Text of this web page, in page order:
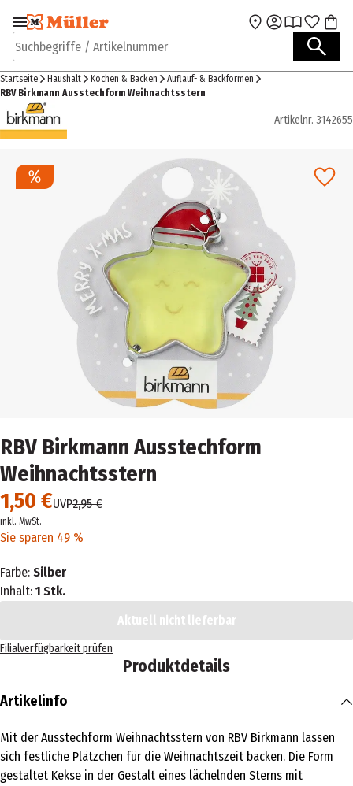
Zur Navigation
springen
Zum Hauptinhalt
Suchbegriffe / Artikelnummer
Startseite Haushalt Kochen & Backen
Auflauf- & Backformen
RBV Birkmann Ausstechform Weihnachtsstern
Artikelnr. 3142655
RBV Birkmann Ausstechform
Weihnachtsstern
1,50 €UVP2,95 €
inkl. MwSt.
Sie sparen 49 %
Farbe: Silber
Inhalt: 1 Stk.
Aktuell nicht lieferbar
Filialverfügbarkeit prüfen
Produktdetails
Artikelinfo
Mit der Ausstechform Weihnachtsstern von RBV Birkmann lassen
sich festliche Plätzchen für die Weihnachtszeit backen. Die Form
gestaltet Kekse in der Gestalt eines lächelnden Sterns mit